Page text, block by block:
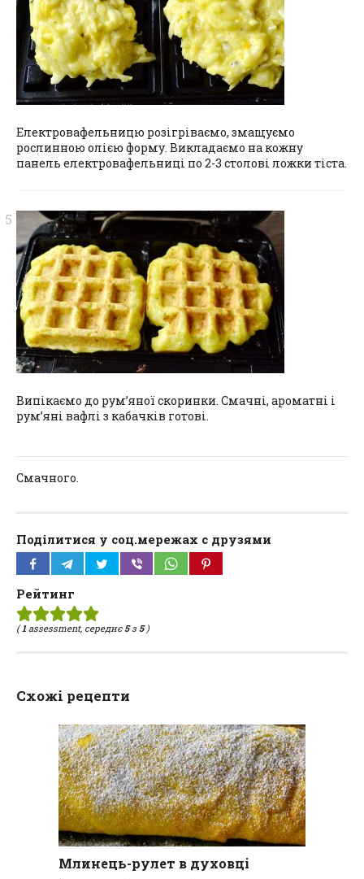
Електровафельницю розігріваємо, змащуємо
рослинною олією форму. Викладаємо на кожну
панель електровафельниці по 2-3 столові ложки тіста.
Випікаємо до рум’яної скоринки. Смачні, ароматні і
рум’яні вафлі з кабачків готові.
Смачного.
Поділитися у соц.мережах с друзями
Рейтинг
(1assessment, середнє5з 5)
Схожі рецепти
Млинець-рулет в духовці